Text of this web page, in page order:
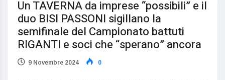
Un TAVERNA da imprese “possibili” e il
duo BISI PASSONI sigillano la
semifinale del Campionato battuti
RIGANTI e soci che “sperano” ancora
9 Novembre 2024 0